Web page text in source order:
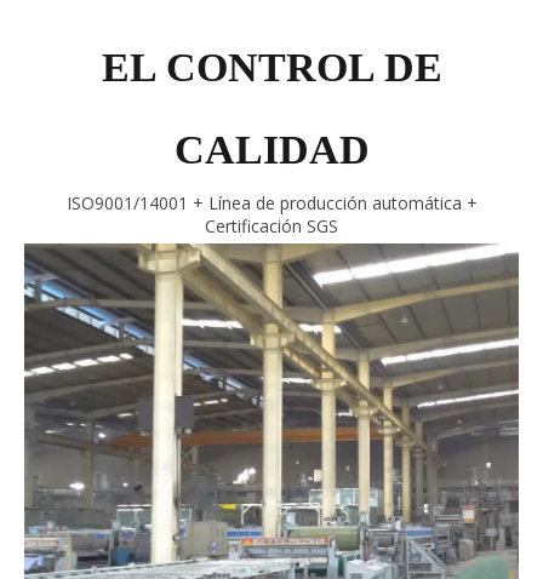
EL CONTROL DE
CALIDAD
ISO9001/14001 + Línea de producción automática +
Certificación SGS